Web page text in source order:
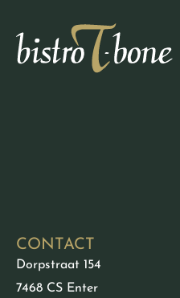
CONTACT
Dorpstraat 154
7468 CS Enter